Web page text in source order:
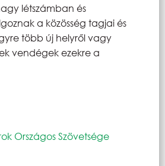
létszámban és
a közösség tagjai és
több új helyről vagy
vendégek ezekre a
Országos Szövetsége